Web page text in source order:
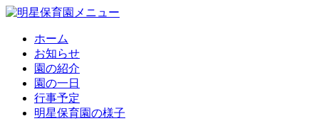
ホーム
お知らせ
園の紹介
園の一日
行事予定
明星保育園の様子